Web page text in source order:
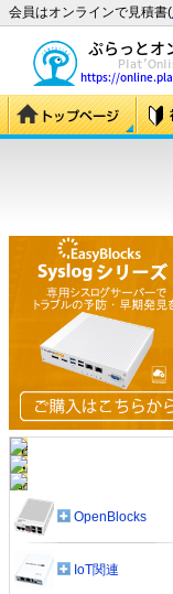
会員はオンラインで見積書(
OpenBlocks
IoT関連